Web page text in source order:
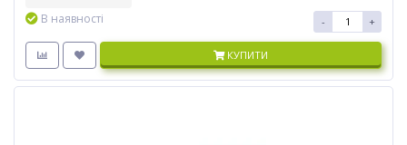
В наявності - +
КУПИТИ